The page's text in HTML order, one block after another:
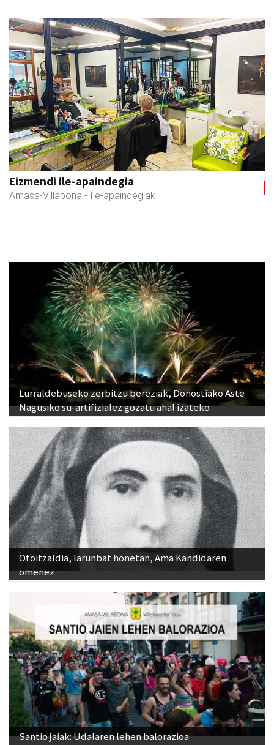
Eizmendi ile-apaindegia
Amasa-Villabona - Ile-apaindegiak
Previous Next
Lurraldebuseko zerbitzu bereziak, Donostiako Aste
Nagusiko su-artifizialez gozatu ahal izateko
Otoitzaldia, larunbat honetan, Ama Kandidaren
omenez
Santio jaiak: Udalaren lehen balorazioa